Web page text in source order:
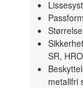
SR,
metallfri